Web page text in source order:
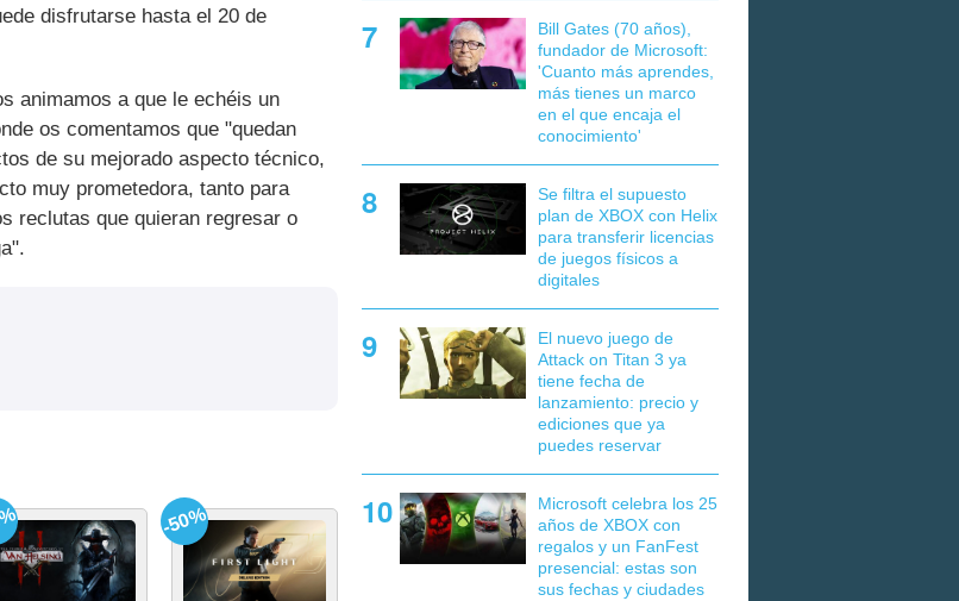
disfrutarse hasta el 20 de
animamos a que le echéis un
os comentamos que "quedan
de su mejorado aspecto técnico,
muy prometedora, tanto para
reclutas que quieran regresar o
-50%
Bill Gates (70 años),
fundador de Microsoft:
'Cuanto más aprendes,
más tienes un marco
en el que encaja el
conocimiento'
Se filtra el supuesto
plan de XBOX con Helix
para transferir licencias
de juegos físicos a
digitales
El nuevo juego de
Attack on Titan 3 ya
tiene fecha de
lanzamiento: precio y
ediciones que ya
puedes reservar
Microsoft celebra los 25
años de XBOX con
regalos y un FanFest
presencial: estas son
sus fechas y ciudades